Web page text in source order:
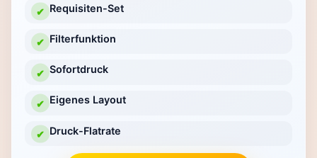
✔ Requisiten-Set
✔ Filterfunktion
✔ Sofortdruck
✔ Eigenes Layout
✔ Druck-Flatrate